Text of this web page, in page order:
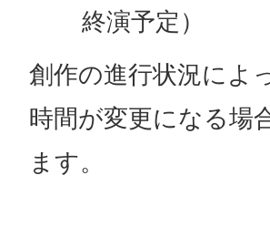
終演予定）
創作の進行状況によ
時間が変更になる場
ます。